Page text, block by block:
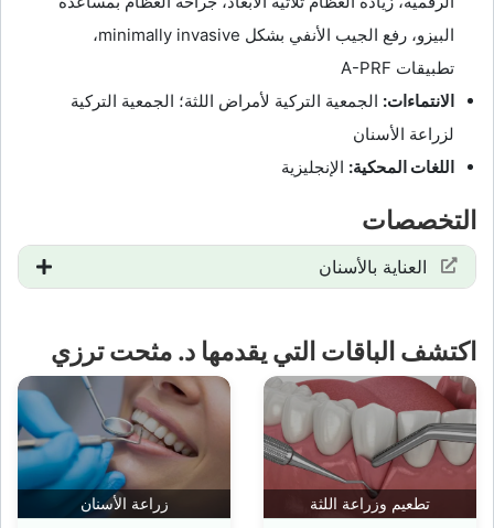
البيزو، رفع الجيب الأنفي بشكل minimally invasive،
تطبيقات A-PRF
الانتماءات: الجمعية التركية لأمراض اللثة؛ الجمعية التركية
لزراعة الأسنان
اللغات المحكية: الإنجليزية
التخصصات
العناية بالأسنان
اكتشف الباقات التي يقدمها د. مثحت ترزي
تطعيم وزراعة اللثة زراعة الأسنان